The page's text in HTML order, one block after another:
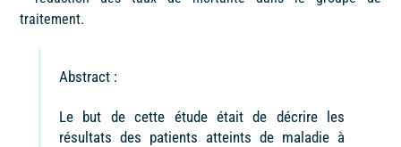
traitement.
Abstract :
Le but de cette étude était de décrire les
résultats des patients atteints de maladie à